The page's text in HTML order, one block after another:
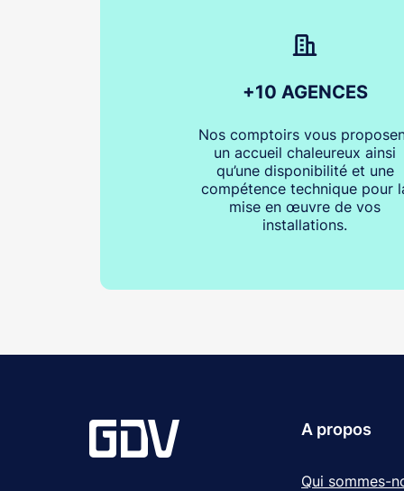
+10 AGENCES
Nos comptoirs vous
un accueil chaleureux ainsi
qu’une disponibilité et une
compétence technique pour
mise en œuvre de vos
installations.
A propos
Qui sommes-